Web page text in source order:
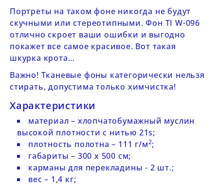
Портреты на таком фоне никогда не будут
скучными или стереотипными. Фон TI W-096
отлично скроет ваши ошибки и выгодно
покажет все самое красивое. Вот такая
шкурка крота…
Важно! Тканевые фоны категорически нельзя
стирать, допустима только химчистка!
Характеристики
материал – хлопчатобумажный муслин
высокой плотности с нитью 21s;
плотность полотна – 111 г/м2;
габариты – 300 x 500 cм;
карманы для перекладины - 2 шт.;
вес – 1,4 кг;